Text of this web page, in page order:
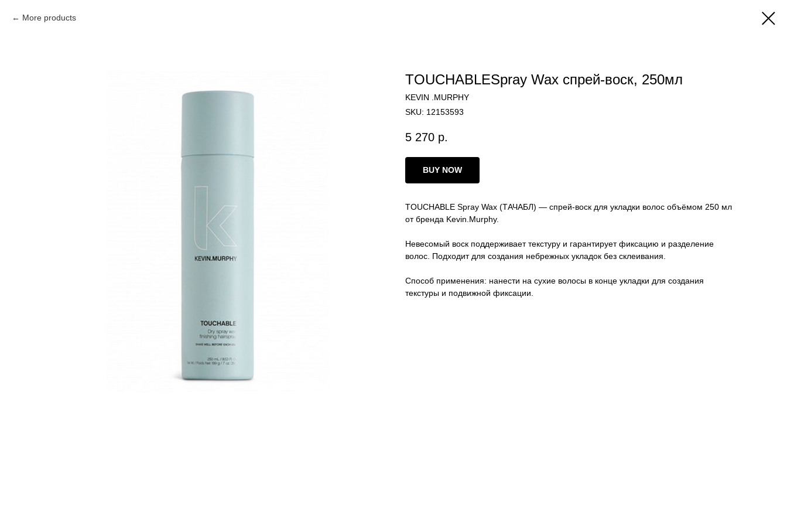
More products
TOUCHABLESpray Waх спрей-воск, 250мл
KEVIN .MURPHY
SKU: 12153593
5 270 р.
BUY NOW
TOUCHABLE Spray Wax (ТАЧАБЛ) — спрей-воск для укладки волос объёмом 250 мл
от бренда Kevin.Murphy.
Невесомый воск поддерживает текстуру и гарантирует фиксацию и разделение
волос. Подходит для создания небрежных укладок без склеивания.
Способ применения: нанести на сухие волосы в конце укладки для создания
текстуры и подвижной фиксации.